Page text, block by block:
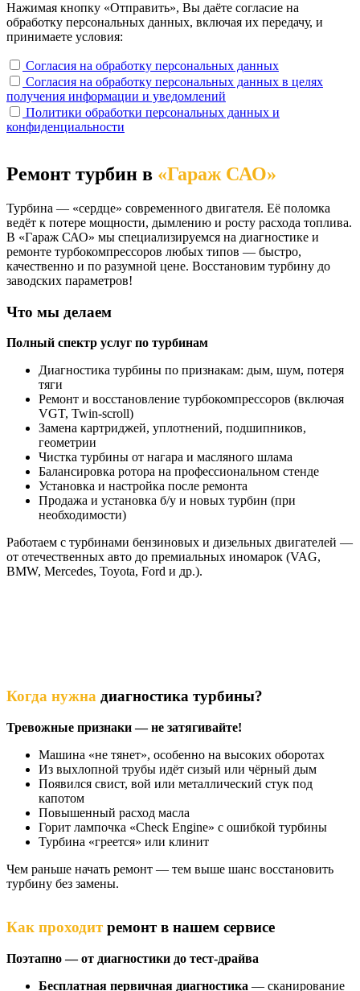
Нажимая кнопку «Отправить», Вы даёте согласие на
обработку персональных данных, включая их передачу, и
принимаете условия:
Согласия на обработку персональных данных
Согласия на обработку персональных данных в целях
получения информации и уведомлений
Политики обработки персональных данных и
конфиденциальности
Ремонт турбин в «Гараж САО»
Турбина — «сердце» современного двигателя. Её поломка
ведёт к потере мощности, дымлению и росту расхода топлива.
В «Гараж САО» мы специализируемся на диагностике и
ремонте турбокомпрессоров любых типов — быстро,
качественно и по разумной цене. Восстановим турбину до
заводских параметров!
Что мы делаем
Полный спектр услуг по турбинам
Диагностика турбины по признакам: дым, шум, потеря
тяги
Ремонт и восстановление турбокомпрессоров (включая
VGT, Twin-scroll)
Замена картриджей, уплотнений, подшипников,
геометрии
Чистка турбины от нагара и масляного шлама
Балансировка ротора на профессиональном стенде
Установка и настройка после ремонта
Продажа и установка б/у и новых турбин (при
необходимости)
Работаем с турбинами бензиновых и дизельных двигателей —
от отечественных авто до премиальных иномарок (VAG,
BMW, Mercedes, Toyota, Ford и др.).
Когда нужна диагностика турбины?
Тревожные признаки — не затягивайте!
Машина «не тянет», особенно на высоких оборотах
Из выхлопной трубы идёт сизый или чёрный дым
Появился свист, вой или металлический стук под
капотом
Повышенный расход масла
Горит лампочка «Check Engine» с ошибкой турбины
Турбина «греется» или клинит
Чем раньше начать ремонт — тем выше шанс восстановить
турбину без замены.
Как проходит ремонт в нашем сервисе
Поэтапно — от диагностики до тест-драйва
Бесплатная первичная диагностика — сканирование